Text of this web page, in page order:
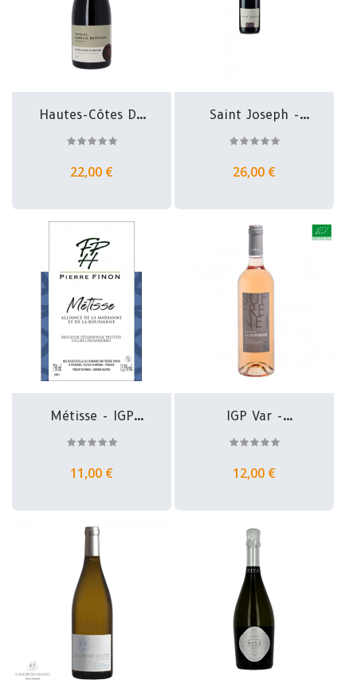
Hautes-Côtes De
22,00 €
Saint Joseph -
26,00 €
Métisse - IGP
11,00 €
IGP Var -
Suffrene
12,00 €